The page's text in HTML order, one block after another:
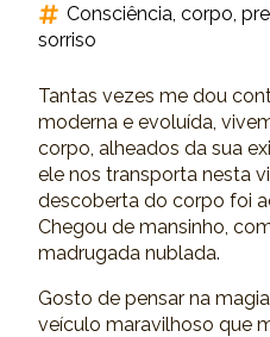
Consciência corpo
sorriso
Tantas vezes me dou
moderna e evoluída,
corpo, alheados da sua
ele nos transporta nesta
descoberta do corpo foi
Chegou de mansinho,
madrugada nublada.
Gosto de pensar na
veículo maravilhoso que